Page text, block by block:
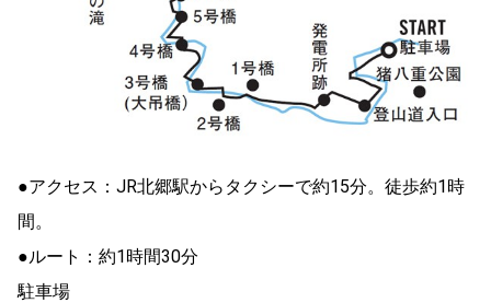
●アクセス：JR北郷駅からタクシーで約15分。徒歩約1時
間。
●ルート：約1時間30分
駐車場